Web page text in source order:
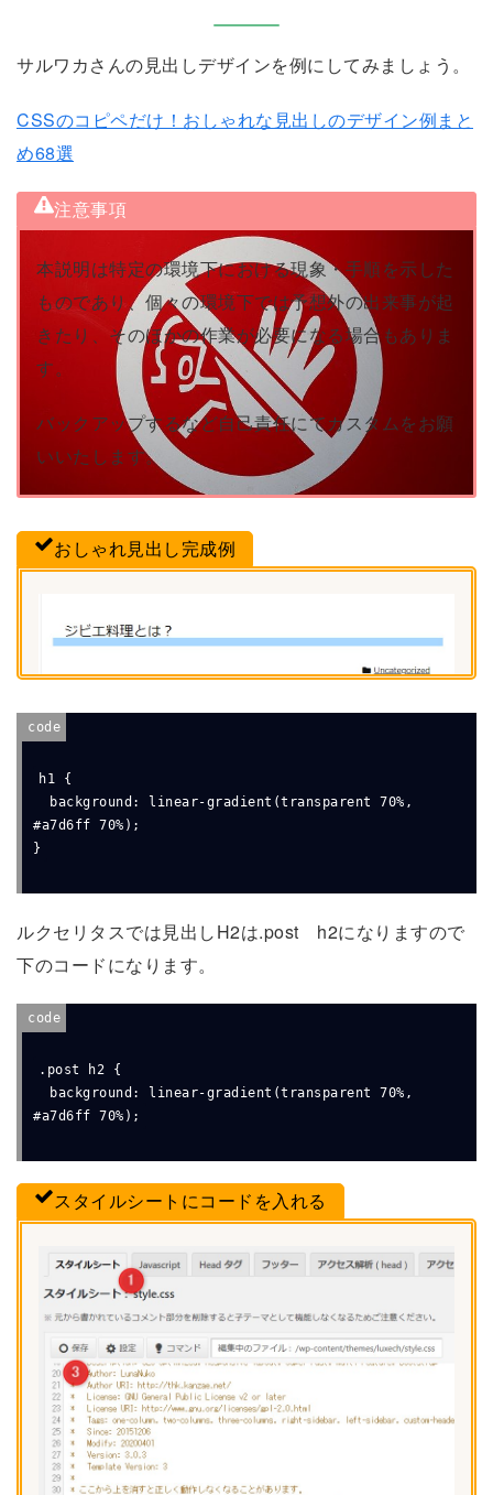
サルワカさんの見出しデザインを例にしてみましょう。
CSSのコピペだけ！おしゃれな見出しのデザイン例まと
め68選
注意事項
本説明は特定の環境下における現象・手順を示した
ものであり、個々の環境下では予想外の出来事が起
きたり、そのほかの作業が必要になる場合もありま
す。
バックアップするなど自己責任にてカスタムをお願
いいたします。
おしゃれ見出し完成例
h1 {
#a7d6ff 70%);
}
ルクセリタスでは見出しH2は.post h2になりますので
下のコードになります。
.post h2 {
スタイルシートにコードを入れる